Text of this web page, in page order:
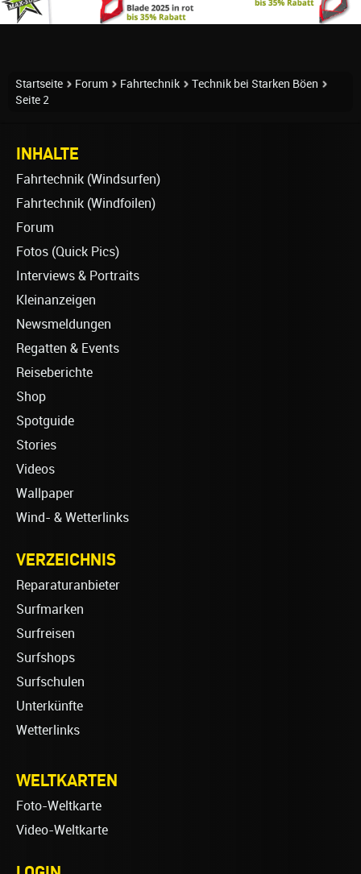
Startseite Forum Fahrtechnik
Technik bei Starken Böen
Seite 2
INHALTE
Fahrtechnik (Windsurfen)
Fahrtechnik (Windfoilen)
Forum
Fotos (Quick Pics)
Interviews & Portraits
Kleinanzeigen
Newsmeldungen
Regatten & Events
Reiseberichte
Shop
Spotguide
Stories
Videos
Wallpaper
Wind- & Wetterlinks
VERZEICHNIS
Reparaturanbieter
Surfmarken
Surfreisen
Surfshops
Surfschulen
Unterkünfte
Wetterlinks
WELTKARTEN
Foto-Weltkarte
Video-Weltkarte